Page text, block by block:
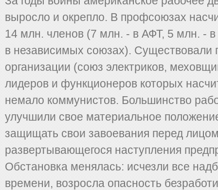
выросло и окрепло. В профсоюзах
14 млн. членов (7 млн. - в АФТ, 5 млн. -
в независимых союзах). Существовали
организации (союз электриков,
лидеров и функционеров которых
немало коммунистов. Большинство
улучшили свое материальное
защищать свои завоевания перед
развертывающегося наступления
Обстановка менялась: исчезли все
времени, возросла опасность